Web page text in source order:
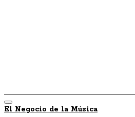
El Negocio de la Música